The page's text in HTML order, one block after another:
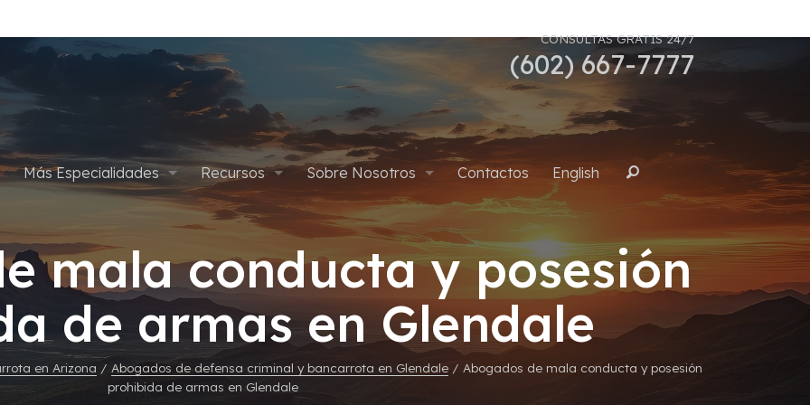
CONSULTAS GRATIS 24/7
(602) 667-7777
7
13
de Crédito
Más Especialidades
Apelaciones
Asalto y Agresión
Defensa Criminal Juvenil
Homicidios
Defensa de Drogas Cancelar Condena por Marihuana
Delitos Sexuales
Recursos
Planes de Pago
Blog
Sobre Nosotros
Abogados
Gives Back
Empleos
Contactos English
mala conducta y posesión
de armas en Glendale
en Arizona / Abogados de defensa criminal y bancarrota en Glendale/ Abogados de mala conducta y posesión
prohibida de armas en Glendale